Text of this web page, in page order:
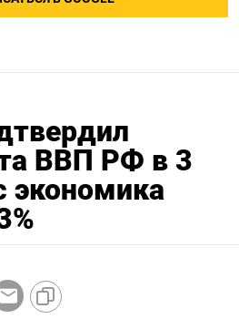
ВВП РФ в 3
экономика